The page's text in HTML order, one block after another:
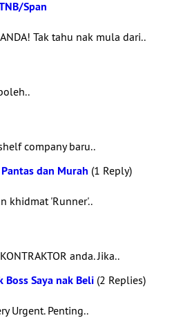
Span
ANDA! Tak tahu nak mula dari..
company baru..
dan Murah (1 Reply)
khidmat 'Runner'..
anda. Jika..
Saya nak Beli (2 Replies)
Urgent. Penting..